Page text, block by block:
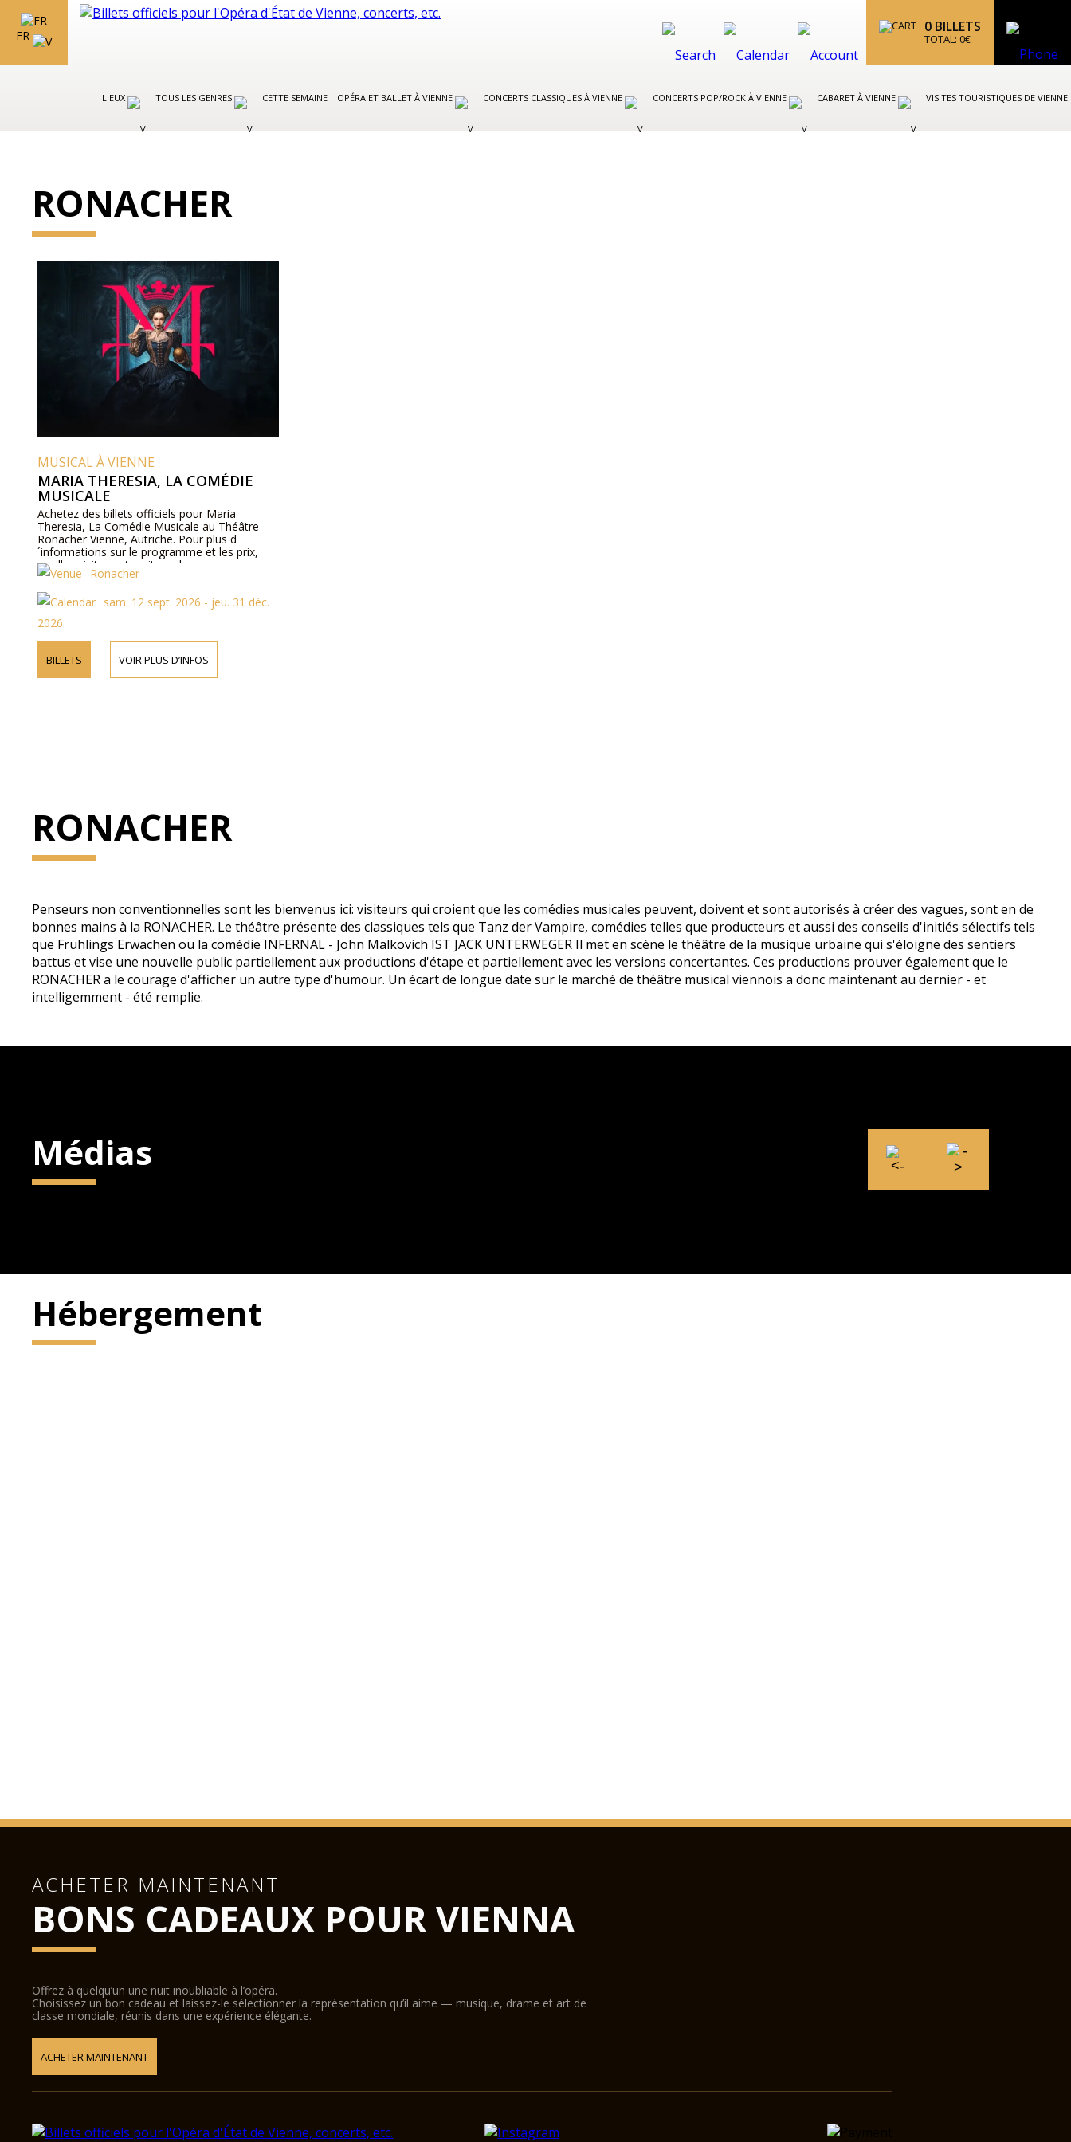
FR
0 BILLETS
TOTAL: 0€
LIEUX TOUS LES GENRES CETTE SEMAINE OPÉRA ET BALLET À VIENNE CONCERTS CLASSIQUES À VIENNE CONCERTS POP/ROCK À VIENNE CABARET À VIENNE VISITES TOURISTIQUES DE VIENNE
RONACHER
MUSICAL À VIENNE
MARIA THERESIA, LA COMÉDIE
MUSICALE
Achetez des billets officiels pour Maria
Theresia, La Comédie Musicale au Théâtre
Ronacher Vienne, Autriche. Pour plus d
´informations sur le programme et les prix,
veuillez visiter notre site web ou nous
contacter par téléphone.
Ronacher
sam. 12 sept. 2026 - jeu. 31 déc.
2026
BILLETS VOIR PLUS D’INFOS
RONACHER
Penseurs non conventionnelles sont les bienvenus ici: visiteurs qui croient que les comédies musicales peuvent, doivent et sont autorisés à créer des vagues, sont en de
bonnes mains à la RONACHER. Le théâtre présente des classiques tels que Tanz der Vampire, comédies telles que producteurs et aussi des conseils d'initiés sélectifs tels
que Fruhlings Erwachen ou la comédie INFERNAL - John Malkovich IST JACK UNTERWEGER Il met en scène le théâtre de la musique urbaine qui s'éloigne des sentiers
battus et vise une nouvelle public partiellement aux productions d'étape et partiellement avec les versions concertantes. Ces productions prouver également que le
RONACHER a le courage d'afficher un autre type d'humour. Un écart de longue date sur le marché de théâtre musical viennois a donc maintenant au dernier - et
intelligemment - été remplie.
Médias
Hébergement
ACHETER MAINTENANT
BONS CADEAUX POUR VIENNA
Offrez à quelqu’un une nuit inoubliable à l’opéra.
Choisissez un bon cadeau et laissez-le sélectionner la représentation qu’il aime — musique, drame et art de
classe mondiale, réunis dans une expérience élégante.
ACHETER MAINTENANT